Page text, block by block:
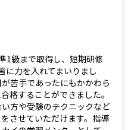
1級まで取得し、短期研修
に力を入れてまいりまし
苦手であったにもかかわら
格することができました。
方や受験のテクニックなど
させていただけます。指導